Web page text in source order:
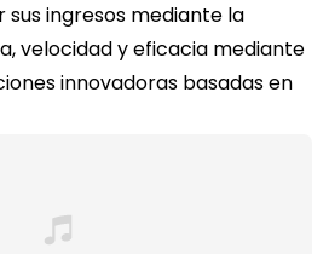
ingresos mediante la
velocidad y eficacia mediante
innovadoras basadas en